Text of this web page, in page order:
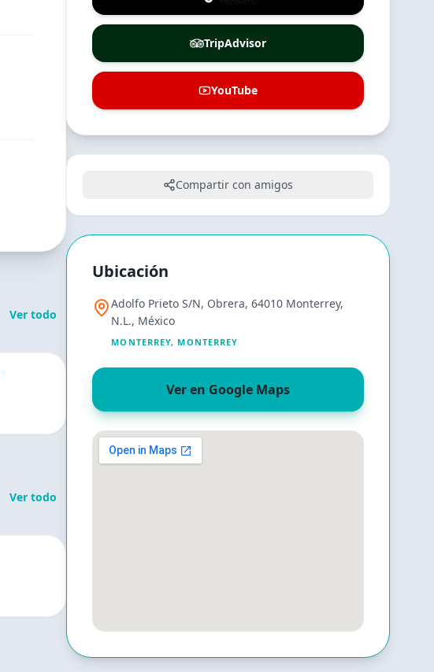
Ver todo
Ver todo
TripAdvisor
YouTube
Compartir con amigos
Ubicación
Adolfo Prieto S/N, Obrera, 64010 Monterrey,
N.L., México
MONTERREY, MONTERREY
Ver en Google Maps